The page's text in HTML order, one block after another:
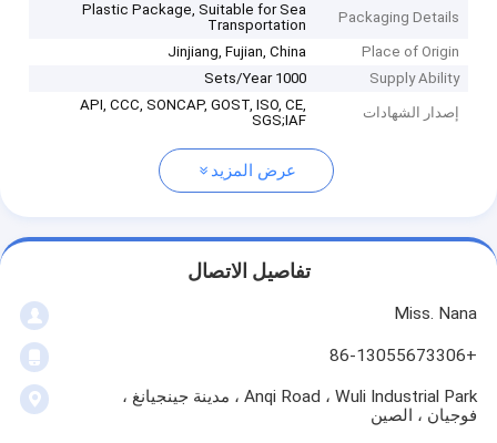
Packaging Details
Plastic Package, Suitable for Sea
Transportation
Place of Origin
Jinjiang, Fujian, China
Supply Ability
1000 Sets/Year
إصدار الشهادات
API, CCC, SONCAP, GOST, ISO, CE,
SGS;IAF
عرض المزيد
تفاصيل الاتصال
Miss. Nana
+86-13055673306
Anqi Road ، Wuli Industrial Park ، مدينة جينجيانغ ،
فوجيان ، الصين